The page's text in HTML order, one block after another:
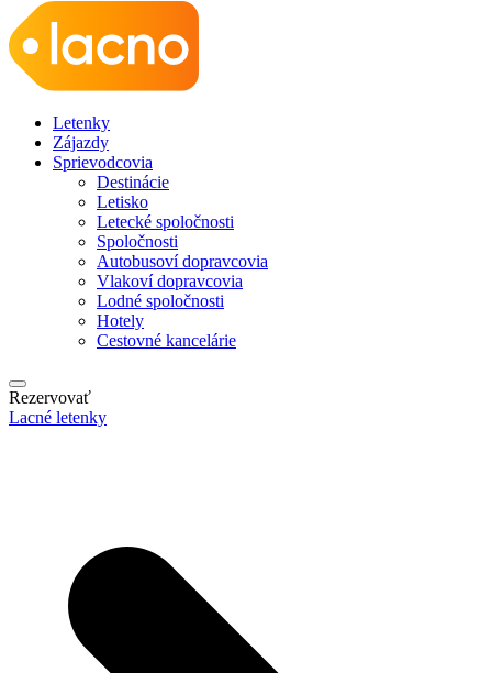
Letenky
Zájazdy
Sprievodcovia
Destinácie
Letisko
Letecké spoločnosti
Spoločnosti
Autobusoví dopravcovia
Vlakoví dopravcovia
Lodné spoločnosti
Hotely
Cestovné kancelárie
Rezervovať
Lacné letenky